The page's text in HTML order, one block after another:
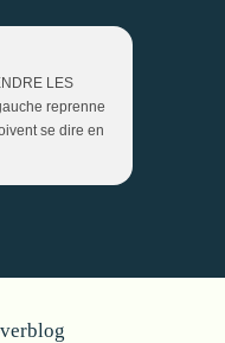
LES
reprenne
se dire en